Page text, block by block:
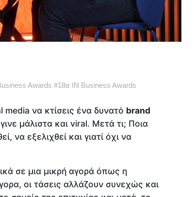
Awards #18α IN Business Awards
να κτίσεις ένα δυνατό brand
μάλιστα και viral. Μετά τι; Ποια
να εξελιχθεί και γιατί όχι να
σε μια μικρή αγορά όπως η
οι τάσεις αλλάζουν συνεχώς και